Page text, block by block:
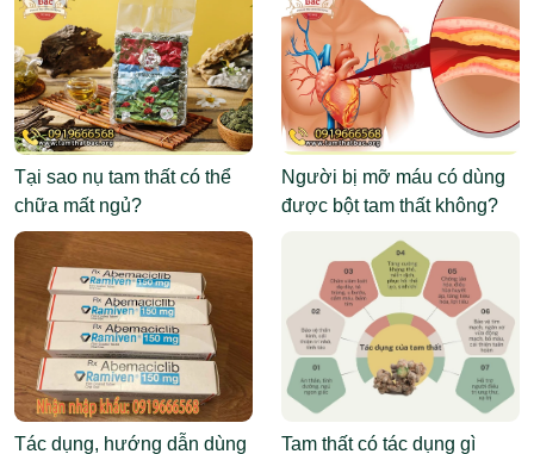
Tại sao nụ tam thất có thể
chữa mất ngủ?
Người bị mỡ máu có dùng
được bột tam thất không?
Tác dụng, hướng dẫn dùng
Tam thất có tác dụng gì